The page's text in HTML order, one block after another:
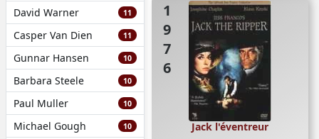
David Warner 11
Casper Van Dien 11
Gunnar Hansen 10
Barbara Steele 10
Paul Muller 10
Michael Gough 10
1976
Jack l'éventreur